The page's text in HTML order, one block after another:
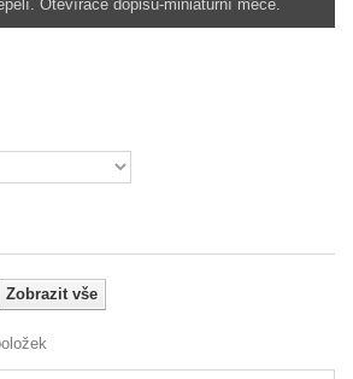
Otevírače dopisů-miniaturní meče.
Zobrazit vše